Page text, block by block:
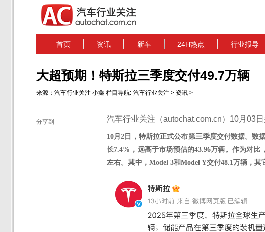
首页 资讯 新车 24H热点 行业报导
大超预期！特斯拉三季度交付49.7万辆
来源： 汽车行业关注 小鑫 栏目导航: 汽车行业关注 > 资讯 >
分享到 汽车行业关注（autochat.com.cn）10月03
10月2日，特斯拉正式公布第三季度交付数据。数
长7.4%，远高于市场预估的43.96万辆。 作为对比
左右。其中，Model 3和Model Y交付48.1万辆，其